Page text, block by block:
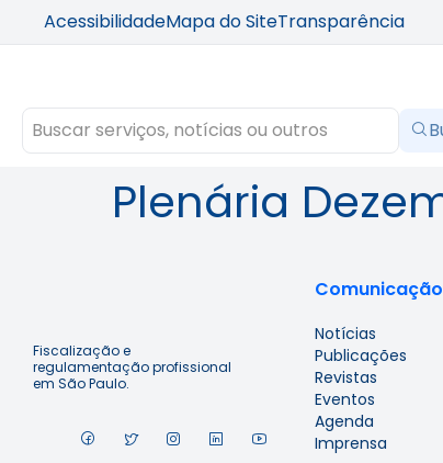
AcessibilidadeMapa do SiteTransparência
Plenária
Fiscalização e
regulamentação profissional
em São Paulo.
Comunicação
Notícias
Publicações
Revistas
Eventos
Agenda
Imprensa